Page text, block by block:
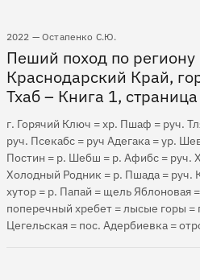
2022 — Остапенко С.Ю.
Пеший поход по региону
Краснодарский Край,
Тхаб – Книга 1,
г. Горячий Ключ = хр. Пшаф = руч.
руч. Псекабс = руч Адегака = ур.
Постин = р. Шебш = р. Афибс = руч.
Холодный Родник = р. Пшада = руч.
хутор = р. Папай = щель Яблоновая
поперечный хребет = лысые горы =
Цегельская = пос. Адербиевка =